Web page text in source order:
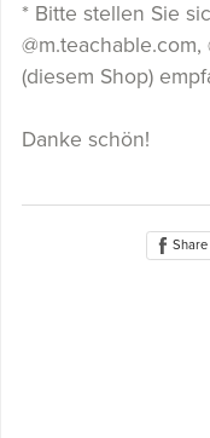
* Bitte stellen Sie
(diesem Shop)
Danke schön!
Share